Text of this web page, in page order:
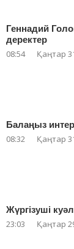
Геннадий
деректер
08:54 Қаңтар
Балаңыз
08:32 Қаңтар
Жүргізуші
23:03 Қаңтар